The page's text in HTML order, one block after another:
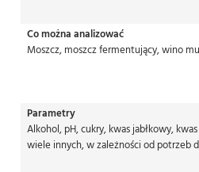
Co można analizować
Moszcz, moszcz fermentujący, wino
Parametry
Alkohol, pH, cukry, kwas jabłkowy,
wiele innych, w zależności od potrzeb